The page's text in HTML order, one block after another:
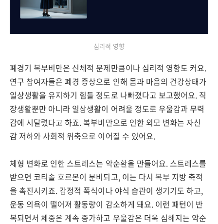
심리적 영향
폐경기 복부비만은 신체적 문제만큼이나 심리적 영향도 커요.
연구 참여자들은 폐경 증상으로 인해 몸과 마음의 건강상태가
일상생활을 유지하기 힘들 정도로 나빠졌다고 보고했어요. 직
장생활뿐만 아니라 일상생활이 어려울 정도로 우울감과 무력
감에 시달렸다고 하죠. 복부비만으로 인한 외모 변화는 자신
감 저하와 사회적 위축으로 이어질 수 있어요.
체형 변화로 인한 스트레스는 악순환을 만들어요. 스트레스를
받으면 코티솔 호르몬이 분비되고, 이는 다시 복부 지방 축적
을 촉진시키죠. 감정적 폭식이나 야식 습관이 생기기도 하고,
운동 의욕이 떨어져 활동량이 감소하게 돼요. 이런 패턴이 반
복되면서 체중은 계속 증가하고 우울감은 더욱 심해지는 악순